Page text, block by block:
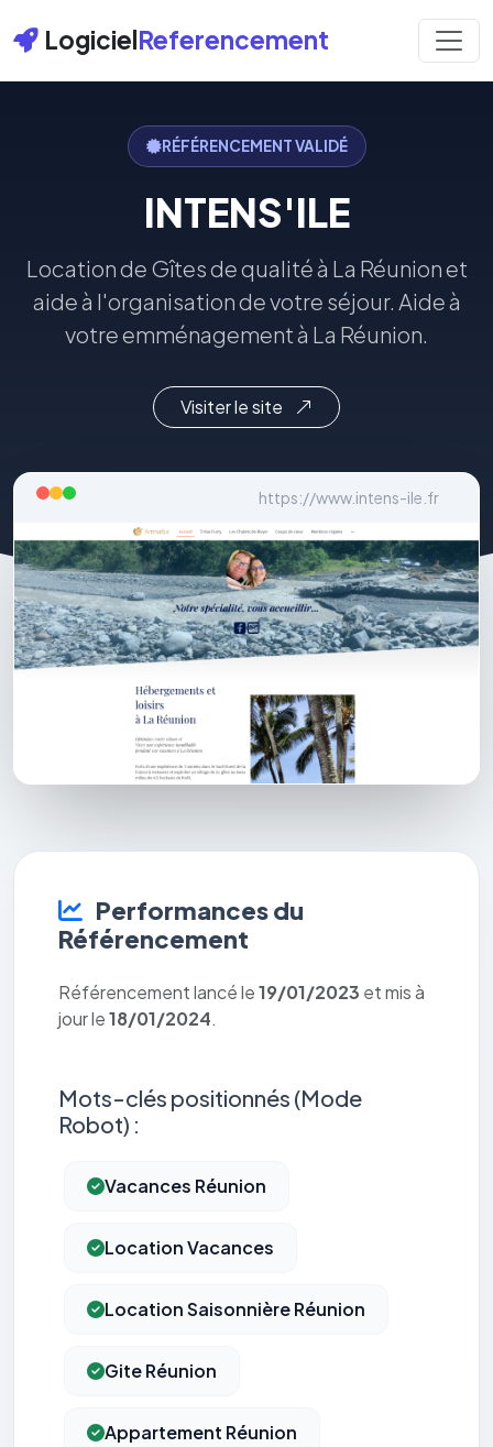
LogicielReferencement
RÉFÉRENCEMENT VALIDÉ
INTENS'ILE
Location de Gîtes de qualité à La Réunion et
aide à l'organisation de votre séjour. Aide à
votre emménagement à La Réunion.
Visiter le site
https://www.intens-ile.fr
Performances du
Référencement
Référencement lancé le19/01/2023 et mis à
jour le18/01/2024.
Mots-clés positionnés (Mode
Robot) :
Vacances Réunion
Location Vacances
Location Saisonnière Réunion
Gite Réunion
Appartement Réunion